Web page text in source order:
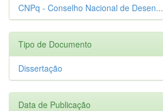
CNPq - Conselho Nacional de Desen...
Tipo de Documento
Dissertação
Data de Publicação